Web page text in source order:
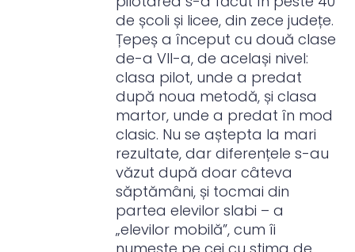
de școli și licee, din zece județe.
Țepeș a început cu două clase
de-a VII-a, de același nivel:
clasa pilot, unde a predat
după noua metodă, și clasa
martor, unde a predat în mod
clasic. Nu se aștepta la mari
rezultate, dar diferențele s-au
văzut după doar câteva
săptămâni, și tocmai din
partea elevilor slabi – a
„elevilor mobilă”, cum îi